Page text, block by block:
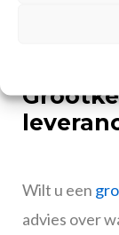
Wilt u een
advies over